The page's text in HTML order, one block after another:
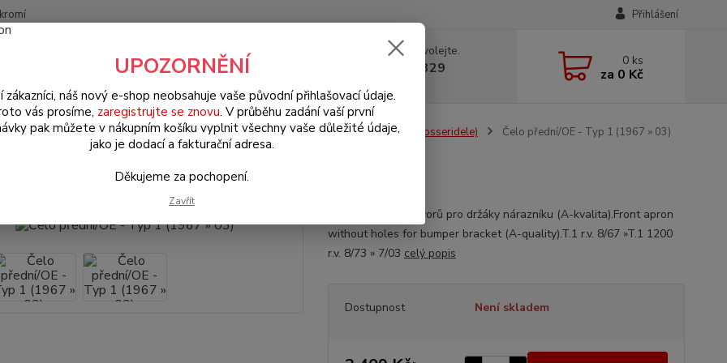
Přihlášení
Hledat
Nevíte si rady? Zavolejte.
+420 602 330 329 0 ks
za 0 Kč
Brouk Typ 1 (1938 » 03) Karosářské díly (Karosseridele) Karosářské díly (Karosseridele) Čelo přední/OE - Typ 1 (1967 » 03)
přední/OE - Typ 1 (1967 » 03)
Přední čelo bez otvorů pro držáky nárazníku (A-kvalita).Front apron
without holes for bumper bracket (A-quality).T.1 r.v. 8/67 »T.1 1200
r.v. 8/73 » 7/03 celý popis
Dostupnost Není skladem
UPOZORNĚNÍ
zákazníci, náš nový e-shop neobsahuje vaše původní přihlašovací údaje.
vás prosíme, zaregistrujte se znovu. V průběhu zadání vaší první
pak můžete v nákupním košíku vyplnit všechny vaše důležité údaje,
jako je dodací a fakturační adresa.
Děkujeme za pochopení.
Zavřít